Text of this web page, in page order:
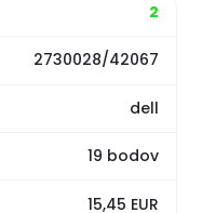
2
2730028/42067
dell
19 bodov
15,45 EUR